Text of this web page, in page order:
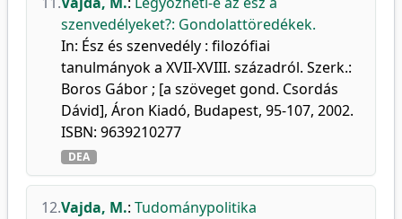
szenvedélyeket?: Gondolattöredékek.
In: Ész és szenvedély : filozófiai
tanulmányok a XVII-XVIII. századról. Szerk.:
Boros Gábor ; [a szöveget gond. Csordás
Dávid], Áron Kiadó, Budapest, 95-107, 2002.
ISBN: 9639210277
DEA
12.Vajda, M.: Tudománypolitika